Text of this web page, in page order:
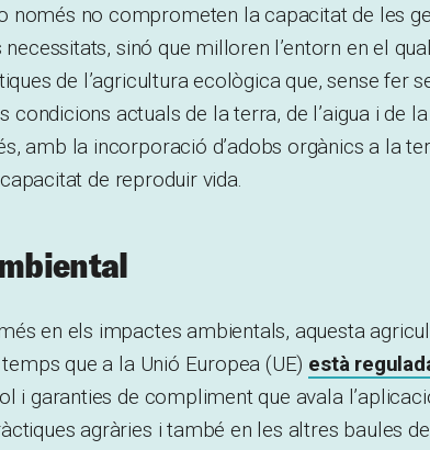
només no comprometen la capacitat de les
sinó que milloren l’entorn en el
de l’agricultura ecològica que, sense fer
actuals de la terra, de l’aigua i de
amb la incorporació d’adobs orgànics a la
de reproduir vida.
en els impactes ambientals, aquesta
que a la Unió Europea (UE) està
i garanties de compliment que avala
agràries i també en les altres baules